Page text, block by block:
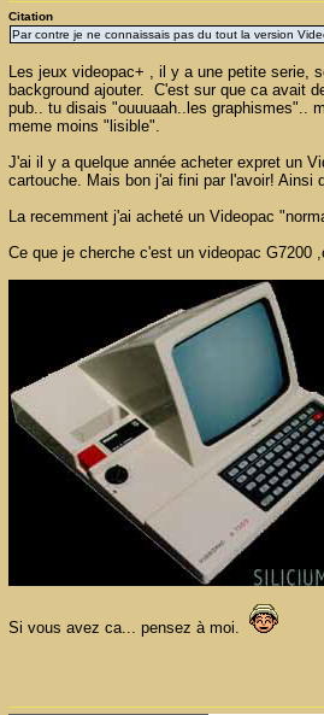
Citation
Par contre je ne connaissais pas du tout la version
Les jeux videopac+ , il y a une petite serie,
background ajouter. C'est sur que ca avait
pub.. tu disais "ouuuaah..les graphismes"..
meme moins "lisible".
J'ai il y a quelque année acheter expret un
cartouche. Mais bon j'ai fini par l'avoir! Ainsi
La recemment j'ai acheté un Videopac
Ce que je cherche c'est un videopac G7200
Si vous avez ca... pensez à moi.